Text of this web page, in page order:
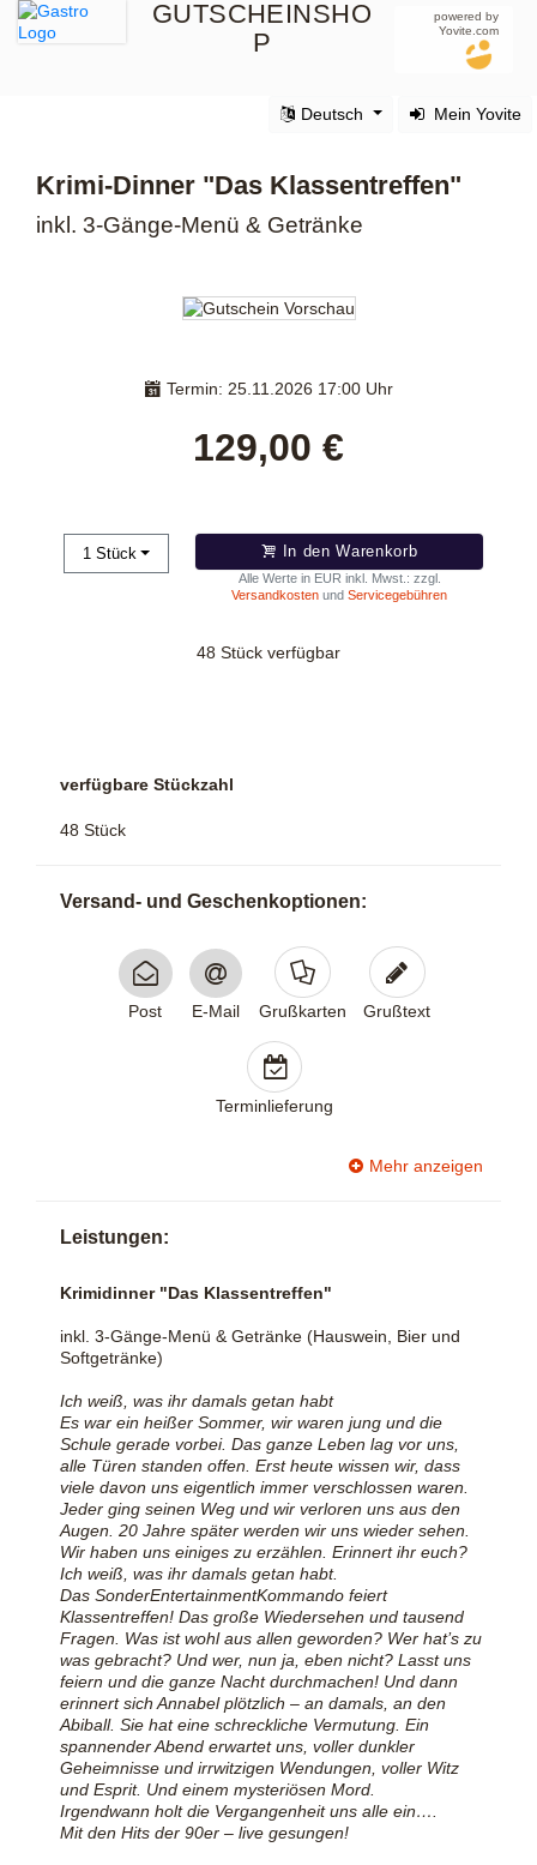
GUTSCHEINSHO
P
powered by
Yovite.com
Mein Yovite
Deutsch
Krimi-Dinner "Das Klassentreffen"
inkl. 3-Gänge-Menü & Getränke
Termin: 25.11.2026 17:00 Uhr
129,00 €
1 Stück In den Warenkorb
Alle Werte in EUR inkl. Mwst.: zzgl.
Versandkosten undServicegebühren
48 Stück verfügbar
verfügbare Stückzahl
48 Stück
Versand- und Geschenk­optionen:
Post E-Mail Grußkarten Grußtext
Terminlieferung
Mehr anzeigen
Leistungen:
Krimidinner "Das Klassentreffen"
inkl. 3-Gänge-Menü & Getränke (Hauswein, Bier und
Softgetränke)
Ich weiß, was ihr damals getan habt
Es war ein heißer Sommer, wir waren jung und die
Schule gerade vorbei. Das ganze Leben lag vor uns,
alle Türen standen offen. Erst heute wissen wir, dass
viele davon uns eigentlich immer verschlossen waren.
Jeder ging seinen Weg und wir verloren uns aus den
Augen. 20 Jahre später werden wir uns wieder sehen.
Wir haben uns einiges zu erzählen. Erinnert ihr euch?
Ich weiß, was ihr damals getan habt.
Das SonderEntertainmentKommando feiert
Klassentreffen! Das große Wiedersehen und tausend
Fragen. Was ist wohl aus allen geworden? Wer hat’s zu
was gebracht? Und wer, nun ja, eben nicht? Lasst uns
feiern und die ganze Nacht durchmachen! Und dann
erinnert sich Annabel plötzlich – an damals, an den
Abiball. Sie hat eine schreckliche Vermutung. Ein
spannender Abend erwartet uns, voller dunkler
Geheimnisse und irrwitzigen Wendungen, voller Witz
und Esprit. Und einem mysteriösen Mord.
Irgendwann holt die Vergangenheit uns alle ein….
Mit den Hits der 90er – live gesungen!